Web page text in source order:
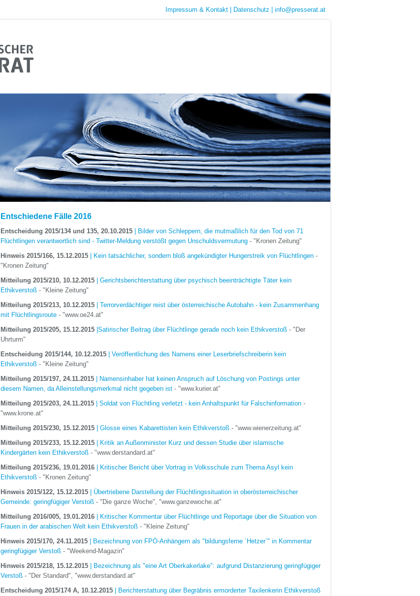
Impressum & Kontakt Datenschutz info@presserat.at
Entschiedene Fälle 2016
Entscheidung 2015/134 und 135, 20.10.2015 | Bilder von Schleppern, die mutmaßlich für den Tod von 71
Flüchtlingen verantwortlich sind - Twitter-Meldung verstößt gegen Unschuldsvermutung - "Kronen Zeitung"
Hinweis 2015/166, 15.12.2015 | Kein tatsächlicher, sondern bloß angekündigter Hungerstreik von Flüchtlingen -
"Kronen Zeitung"
Mitteilung 2015/210, 10.12.2015 | Gerichtsberichterstattung über psychisch beeinträchtigte Täter kein
Ethikverstoß - "Kleine Zeitung"
Mitteilung 2015/213, 10.12.2015 | Terrorverdächtiger reist über österreichische Autobahn - kein Zusammenhang
mit Flüchtlingsroute - "www.oe24.at"
Mitteilung 2015/205, 15.12.2015 |Satirischer Beitrag über Flüchtlinge gerade noch kein Ethikverstoß - "Der
Uhrturm"
Entscheidung 2015/144, 10.12.2015 | Veröffentlichung des Namens einer Leserbriefschreiberin kein
Ethikverstoß - "Kleine Zeitung"
Mitteilung 2015/197, 24.11.2015 | Namensinhaber hat keinen Anspruch auf Löschung von Postings unter
diesem Namen, da Alleinstellungsmerkmal nicht gegeben ist - "www.kurier.at"
Mitteilung 2015/203, 24.11.2015 | Soldat von Flüchtling verletzt - kein Anhaltspunkt für Falschinformation -
"www.krone.at"
Mitteilung 2015/230, 15.12.2015 | Glosse eines Kabarettisten kein Ethikverstoß - "www.wienerzeitung.at"
Mitteilung 2015/233, 15.12.2015 | Kritik an Außenminister Kurz und dessen Studie über islamische
Kindergärten kein Ethikverstoß - "www.derstandard.at"
Mitteilung 2015/236, 19.01.2016 | Kritischer Bericht über Vortrag in Volksschule zum Thema Asyl kein
Ethikverstoß - "Kronen Zeitung"
Hinweis 2015/122, 15.12.2015 | Übertriebene Darstellung der Flüchtlingssituation in oberösterreichischer
Gemeinde: geringfügiger Verstoß - "Die ganze Woche", "www.ganzewoche.at"
Mitteilung 2016/005, 19.01.2016 | Kritischer Kommentar über Flüchtlinge und Reportage über die Situation von
Frauen in der arabischen Welt kein Ethikverstoß - "Kleine Zeitung"
Hinweis 2015/170, 24.11.2015 | Bezeichnung von FPÖ-Anhängern als "bildungsferne ´Hetzer`" in Kommentar
geringfügiger Verstoß - "Weekend-Magazin"
Hinweis 2015/218, 15.12.2015 | Bezeichnung als "eine Art Oberkakerlake": aufgrund Distanzierung geringfügiger
Verstoß - "Der Standard", "www.derstandard.at"
Entscheidung 2015/174 A, 10.12.2015 | Berichterstattung über Begräbnis ermorderter Taxilenkerin Ethikverstoß